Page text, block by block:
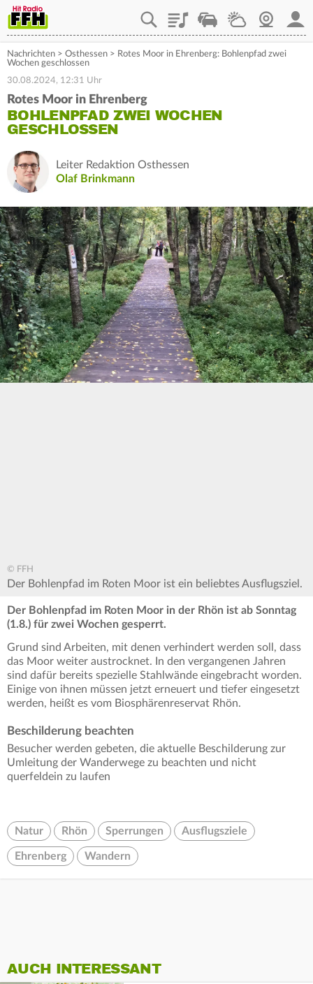
PlaylistStaupilotWetterWebcam
Nachrichten > Osthessen > Rotes Moor in Ehrenberg: Bohlenpfad zwei
Wochen geschlossen
30.08.2024, 12:31 Uhr
Rotes Moor in Ehrenberg
BOHLENPFAD ZWEI WOCHEN
GESCHLOSSEN
Leiter Redaktion Osthessen
Olaf Brinkmann
© FFH
Der Bohlenpfad im Roten Moor ist ein beliebtes Ausflugsziel.
Der Bohlenpfad im Roten Moor in der Rhön ist ab Sonntag
(1.8.) für zwei Wochen gesperrt.
Grund sind Arbeiten, mit denen verhindert werden soll, dass
das Moor weiter austrocknet. In den vergangenen Jahren
sind dafür bereits spezielle Stahlwände eingebracht worden.
Einige von ihnen müssen jetzt erneuert und tiefer eingesetzt
werden, heißt es vom Biosphärenreservat Rhön.
Beschilderung beachten
Besucher werden gebeten, die aktuelle Beschilderung zur
Umleitung der Wanderwege zu beachten und nicht
querfeldein zu laufen
Natur Rhön Sperrungen Ausflugsziele
Ehrenberg Wandern
AUCH INTERESSANT